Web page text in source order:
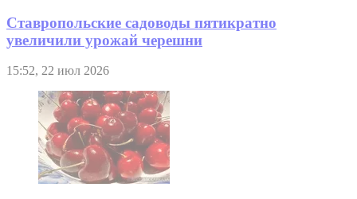
Ставропольские садоводы пятикратно
увеличили урожай черешни
15:52, 22 июл 2026